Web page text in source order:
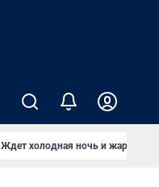
Ждет холодная ночь и жаркий